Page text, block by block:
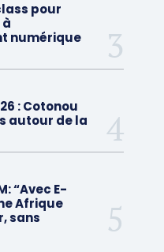
pour
numérique
: Cotonou
autour de la
“Avec E-
Afrique
sans